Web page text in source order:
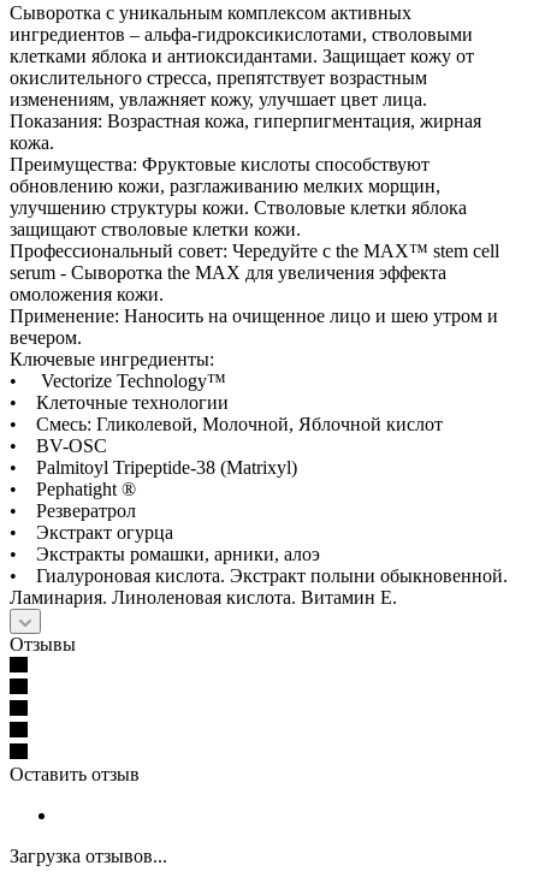
Сыворотка с уникальным комплексом активных
ингредиентов – альфа-гидроксикислотами, стволовыми
клетками яблока и антиоксидантами. Защищает кожу от
окислительного стресса, препятствует возрастным
изменениям, увлажняет кожу, улучшает цвет лица.
Показания: Возрастная кожа, гиперпигментация, жирная
кожа.
Преимущества: Фруктовые кислоты способствуют
обновлению кожи, разглаживанию мелких морщин,
улучшению структуры кожи. Стволовые клетки яблока
защищают стволовые клетки кожи.
Профессиональный совет: Чередуйте с the MAX™ stem cell
serum - Сыворотка the MAX для увеличения эффекта
омоложения кожи.
Применение: Наносить на очищенное лицо и шею утром и
вечером.
Ключевые ингредиенты:
• Vectorize Technology™
• Клеточные технологии
• Смесь: Гликолевой, Молочной, Яблочной кислот
• BV-OSC
• Palmitoyl Tripeptide-38 (Matrixyl)
• Pephatight ®
• Резвератрол
• Экстракт огурца
• Экстракты ромашки, арники, алоэ
• Гиалуроновая кислота. Экстракт полыни обыкновенной.
Ламинария. Линоленовая кислота. Витамин Е.
Отзывы
Оставить отзыв
Загрузка отзывов...